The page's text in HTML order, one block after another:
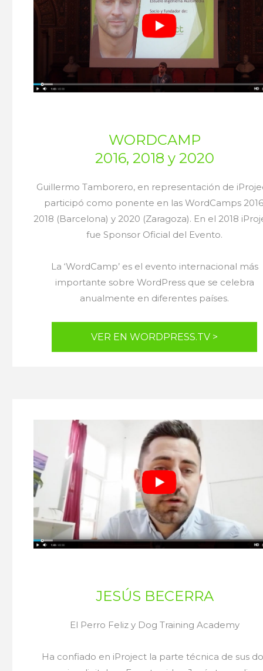
WORDCAMP
2016, 2018 y 2020
Guillermo Tamborero, en representación de
participó como ponente en las WordCamps
2018 (Barcelona) y 2020 (Zaragoza). En el 2018
fue Sponsor Oficial del Evento.
La ‘WordCamp’ es el evento internacional más
importante sobre WordPress que se celebra
anualmente en diferentes países.
VER EN WORDPRESS.TV >
JESÚS BECERRA
El Perro Feliz y Dog Training Academy
Ha confiado en iProject la parte técnica de sus